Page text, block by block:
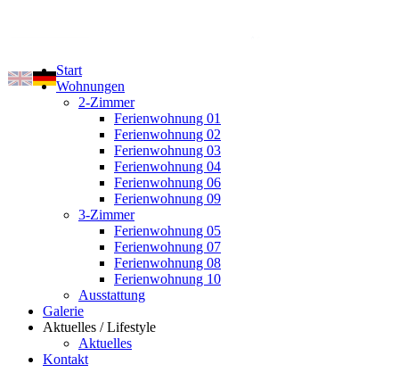
Start
Wohnungen
2-Zimmer
Ferienwohnung 01
Ferienwohnung 02
Ferienwohnung 03
Ferienwohnung 04
Ferienwohnung 06
Ferienwohnung 09
3-Zimmer
Ferienwohnung 05
Ferienwohnung 07
Ferienwohnung 08
Ferienwohnung 10
Ausstattung
Galerie
Aktuelles / Lifestyle
Aktuelles
Kontakt